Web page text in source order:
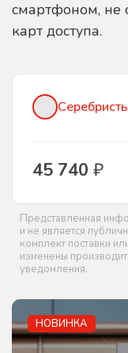
смартфоном, не
карт доступа.
45 740 ₽
Представленная
и не является
комплект поставки
изменены
уведомления.
НОВИНКА